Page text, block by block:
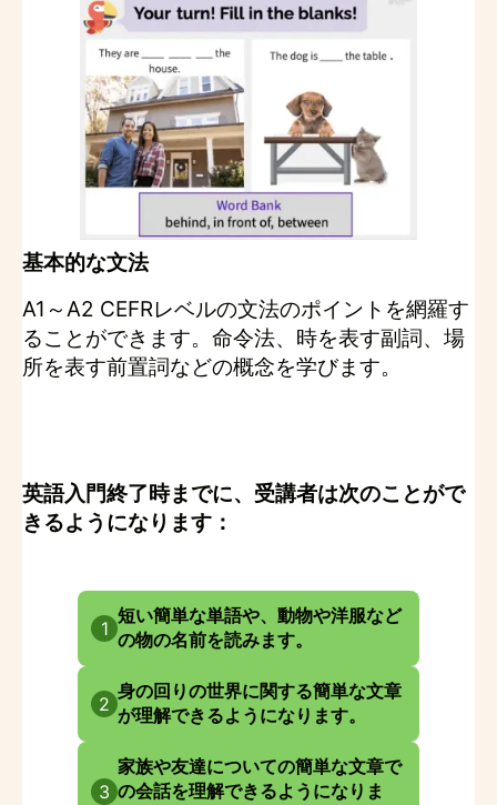
基本的な文法
A1～A2 CEFRレベルの文法のポイントを網羅す
ることができます。命令法、時を表す副詞、場
所を表す前置詞などの概念を学びます。
英語入門終了時までに、受講者は次のことがで
きるようになります：
1
短い簡単な単語や、動物や洋服など
の物の名前を読みます。
2
身の回りの世界に関する簡単な文章
が理解できるようになります。
3
家族や友達についての簡単な文章で
の会話を理解できるようになりま